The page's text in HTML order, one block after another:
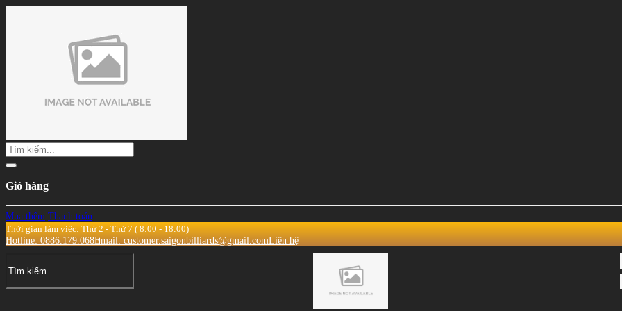
Giỏ hàng
Mua thêm Thanh toán
Thời gian làm việc: Thứ 2 - Thứ 7 ( 8:00 - 18:00)
Hotline: 0886.179.068Email: customer.saigonbilliards@gmail.comLiên hệ